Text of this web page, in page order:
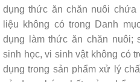
dụng thức ăn chăn nuôi chứa
liệu không có trong Danh
dụng làm thức ăn chăn nuôi;
sinh học, vi sinh vật không có
dụng trong sản phẩm xử lý